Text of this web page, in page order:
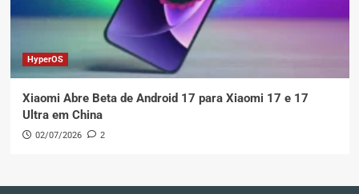
HyperOS
Xiaomi Abre Beta de Android 17 para Xiaomi 17 e 17
Ultra em China
02/07/2026 2